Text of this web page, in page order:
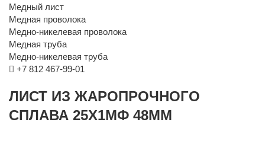
Медный лист
Медная проволока
Медно-никелевая проволока
Медная труба
Медно-никелевая труба
+7 812 467-99-01
ЛИСТ ИЗ ЖАРОПРОЧНОГО
СПЛАВА 25Х1МФ 48ММ